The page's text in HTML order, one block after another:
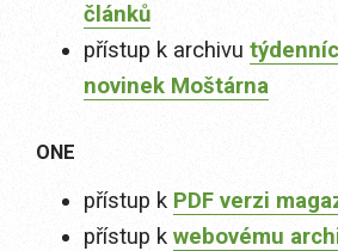
článků
přístup k archivu
novinek Moštárna
ONE
přístup k PDF verzi
přístup k webovému